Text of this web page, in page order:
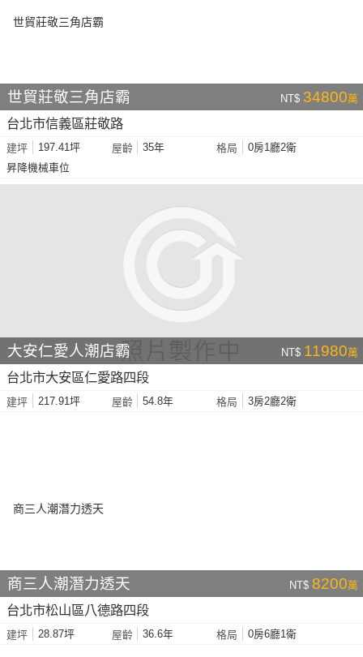
世貿莊敬三角店霸 NT$ 34800萬
台北市信義區莊敬路
建坪 197.41坪 屋齡 35年 格局
0房1廳2衛
昇降機械車位
大安仁愛人潮店霸 NT$ 11980萬
台北市大安區仁愛路四段
建坪 217.91坪 屋齡 54.8年 格局 3房2廳2衛
商三人潮潛力透天 NT$ 8200萬
台北市松山區八德路四段
建坪 28.87坪 屋齡 36.6年 格局 0房6廳1衛